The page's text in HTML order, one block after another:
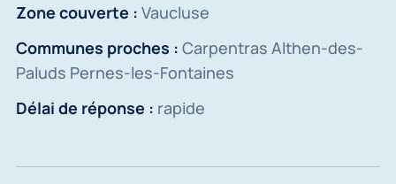
Zone couverte : Vaucluse
Communes proches : Carpentras Althen-des-
Paluds Pernes-les-Fontaines
Délai de réponse : rapide